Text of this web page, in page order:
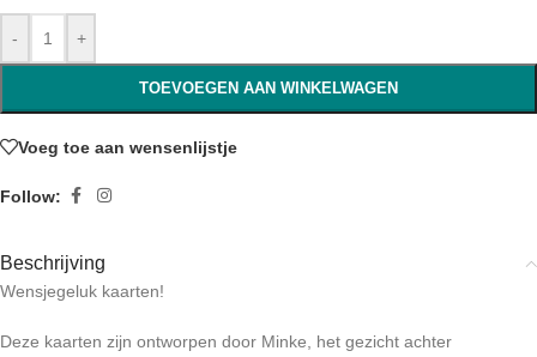
- +
TOEVOEGEN AAN WINKELWAGEN
Voeg toe aan wensenlijstje
Follow:
Beschrijving
Wensjegeluk kaarten!
Deze kaarten zijn ontworpen door Minke, het gezicht achter